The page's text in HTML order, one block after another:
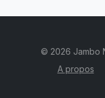
© 2026 Jambo
A propos